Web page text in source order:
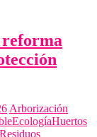
reforma
Arborización
EcologíaHuertos
Residuos